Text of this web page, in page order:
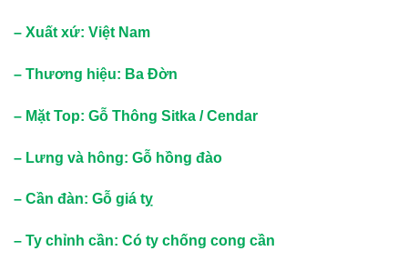
– Xuất xứ: Việt Nam
– Thương hiệu: Ba Đờn
– Mặt Top: Gỗ Thông Sitka / Cendar
– Lưng và hông: Gỗ hồng đào
– Cần đàn: Gỗ giá tỵ
– Ty chỉnh cần: Có ty chống cong cần